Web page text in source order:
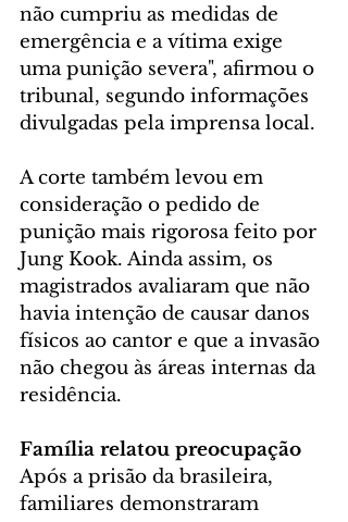
não cumpriu as medidas de
emergência e a vítima exige
uma punição severa", afirmou o
tribunal, segundo informações
divulgadas pela imprensa local.
A corte também levou em
consideração o pedido de
punição mais rigorosa feito por
Jung Kook. Ainda assim, os
magistrados avaliaram que não
havia intenção de causar danos
físicos ao cantor e que a invasão
não chegou às áreas internas da
residência.
Família relatou preocupação
Após a prisão da brasileira,
familiares demonstraram